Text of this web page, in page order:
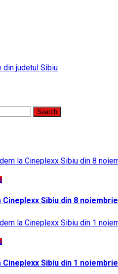
din judetul Sibiu
Sibiu din 8 noiembrie
Sibiu din 1 noiembrie